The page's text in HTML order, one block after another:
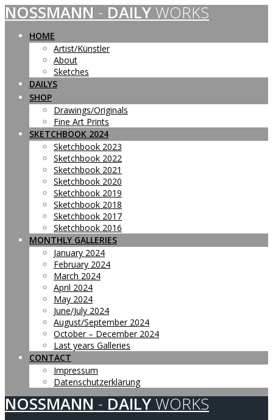
Skip
to
content
NOSSMANN - DAILY WORKS
HOME
Artist/Künstler
About
Sketches
DAILYS
SHOP
Drawings/Originals
Fine Art Prints
SKETCHBOOK 2024
Sketchbook 2023
Sketchbook 2022
Sketchbook 2021
Sketchbook 2020
Sketchbook 2019
Sketchbook 2018
Sketchbook 2017
Sketchbook 2016
MONTHLY GALLERIES
January 2024
February 2024
March 2024
April 2024
May 2024
June/July 2024
August/September 2024
October – December 2024
Last years Galleries
CONTACT
Impressum
Datenschutzerklärung
NOSSMANN - DAILY WORKS